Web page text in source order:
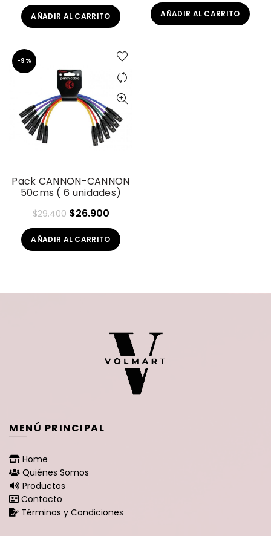
AÑADIR AL CARRITO
original actual
AÑADIR AL CARRITO
-9%
Pack CANNON-CANNON
50cms ( 6 unidades)
$29.400 El
precio
original
$26.900El
precio
actual
AÑADIR AL CARRITO
MENÚ PRINCIPAL
Home
Quiénes Somos
Productos
Contacto
Términos y Condiciones